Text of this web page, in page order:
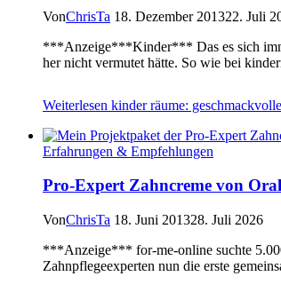
VonChrisTa 18. Dezember 201322. Juli
***Anzeige***Kinder*** Das es sich
her nicht vermutet hätte. So wie bei
Weiterlesen kinder räume:
Erfahrungen & Empfehlungen
Pro-Expert Zahncreme von
VonChrisTa 18. Juni 201328. Juli 2026
***Anzeige*** for-me-online suchte
Zahnpflegeexperten nun die erste